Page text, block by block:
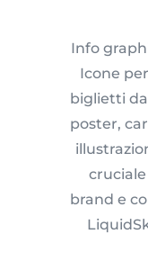
Info
Icone
biglietti
poster,
brand e